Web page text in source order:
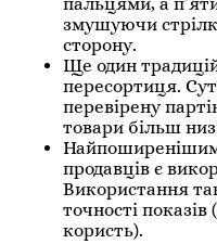
пальцями, а
змушуючи
сторону.
Ще один
пересортиця.
перевірену
товари більш
продавців є
Використання
точності
користь).